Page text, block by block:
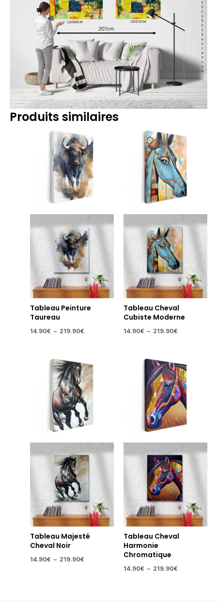
Produits similaires
Tableau Peinture
Taureau
14.90€ – 219.90€
de
prix :
14.90€
à
219.90€
Tableau Cheval
Cubiste Moderne
14.90€ – 219.90€
de
prix :
14.90€
à
219.90€
Tableau Majesté
Cheval Noir
14.90€ – 219.90€
de
prix :
14.90€
à
219.90€
Tableau Cheval
Harmonie
Chromatique
14.90€ – 219.90€
de
prix :
14.90€
à
219.90€